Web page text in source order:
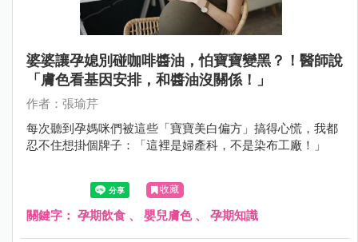
婆婆讓孕媳別碰咖啡醬油，怕寶寶變黑？！醫師說
「膚色看基因安排，和醬油沒關係！」
作者：張瑜芹
每次聽到孕媽咪們被這些「寶寶美白偏方」搞得心慌，我都
忍不住想掛個牌子：「這裡是婦產科，不是染布工廠！」
收藏
關鍵字： 孕期飲食 、 嬰兒膚色、 孕期知識